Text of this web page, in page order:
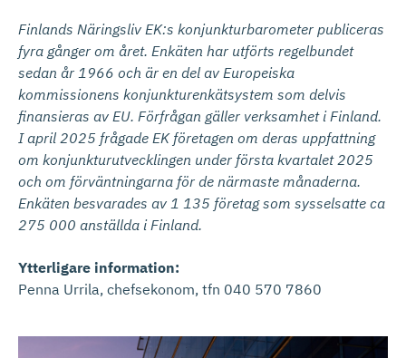
Finlands Näringsliv EK:s konjunkturbarometer publiceras
fyra gånger om året. Enkäten har utförts regelbundet
sedan år 1966 och är en del av Europeiska
kommissionens konjunkturenkätsystem som delvis
finansieras av EU. Förfrågan gäller verksamhet i Finland.
I april 2025 frågade EK företagen om deras uppfattning
om konjunkturutvecklingen under första kvartalet 2025
och om förväntningarna för de närmaste månaderna.
Enkäten besvarades av 1 135 företag som sysselsatte ca
275 000 anställda i Finland.
Ytterligare information:
Penna Urrila, chefsekonom, tfn 040 570 7860